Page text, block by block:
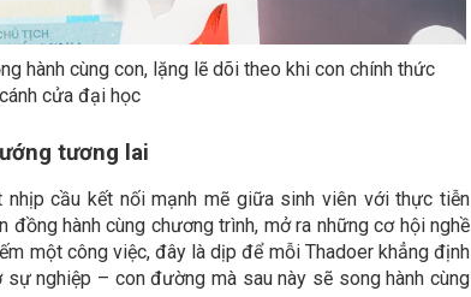
hành cùng con, lặng lẽ dõi theo khi con chính thức
cửa đại học
tương lai
cầu kết nối mạnh mẽ giữa sinh viên với thực tiễn
hành cùng chương trình, mở ra những cơ hội nghề
một công việc, đây là dịp để mỗi Thadoer khẳng định
nghiệp – con đường mà sau này sẽ song hành cùng